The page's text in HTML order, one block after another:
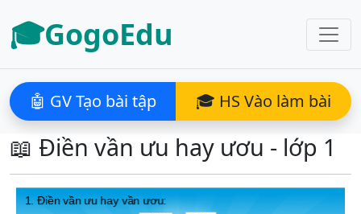
🎓GogoEdu
🤖 GV Tạo bài tập 🎓 HS Vào làm bài
📖 Điền vần ưu hay ươu - lớp 1